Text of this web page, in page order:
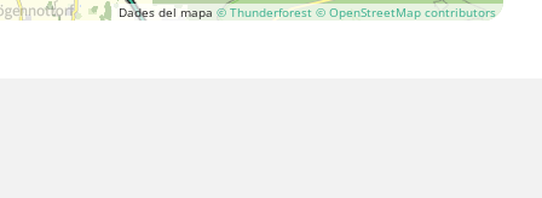
Dades del mapa © Thunderforest © OpenStreetMap contributors